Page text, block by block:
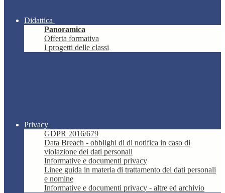
Didattica
Panoramica
Offerta formativa
I progetti delle classi
Privacy
GDPR 2016/679
Data Breach - obblighi di di notifica in caso di
violazione dei dati personali
Informative e documenti privacy
Linee guida in materia di trattamento dei dati personali
e nomine
Informative e documenti privacy - altre ed archivio